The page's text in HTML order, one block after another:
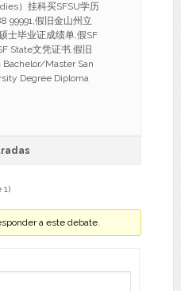
）挂科买SFSU学历
99991,假旧金山州立
士毕业证成绩单,假SF
State文凭证书,假旧
Bachelor/Master San
Degree Diploma
1)
a este debate.